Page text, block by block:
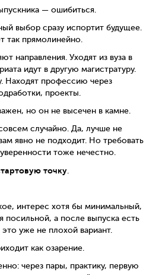
— ошибиться.
выбор сразу испортит будущее.
так прямолинейно.
направления. Уходят из вуза в
идут в другую магистратуру.
Находят профессию через
проекты.
но он не высечен в камне.
случайно. Да, лучше не
явно не подходит. Но требовать
тоже нечестно.
точку.
интерес хотя бы минимальный,
посильной, а после выпуска есть
уже не плохой вариант.
как озарение.
через пары, практику, первую